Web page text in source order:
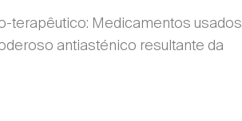
terapêutico: Medicamentos usados
antiasténico resultante da